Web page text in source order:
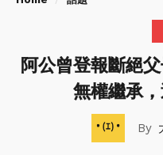
阿公曾登報斷絕
無權繼承